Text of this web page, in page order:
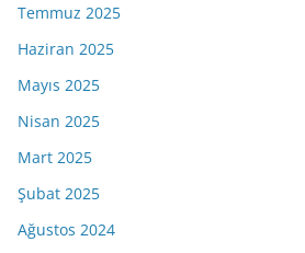
Temmuz 2025
Haziran 2025
Mayıs 2025
Nisan 2025
Mart 2025
Şubat 2025
Ağustos 2024